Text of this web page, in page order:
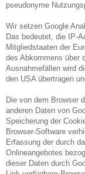
pseudonyme
Wir setzen Google
Das bedeutet, die IP-
Mitgliedstaaten der
des Abkommens über
Ausnahmefällen wird
den USA übertragen
Die von dem Browser
anderen Daten von
Speicherung der
Browser-Software
Erfassung der durch
Onlineangebotes
dieser Daten durch